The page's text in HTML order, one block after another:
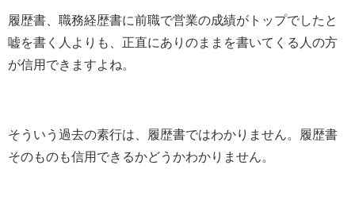
履歴書、職務経歴書に前職で営業の成績がトップでしたと
嘘を書く人よりも、正直にありのままを書いてくる人の方
が信用できますよね。
そういう過去の素行は、履歴書ではわかりません。履歴書
そのものも信用できるかどうかわかりません。